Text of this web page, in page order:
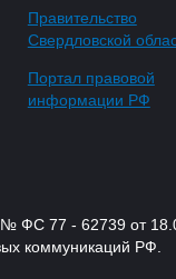
Правительство
Свердловской
Портал правовой
информации РФ
ФС 77 - 62739 от
коммуникаций РФ.